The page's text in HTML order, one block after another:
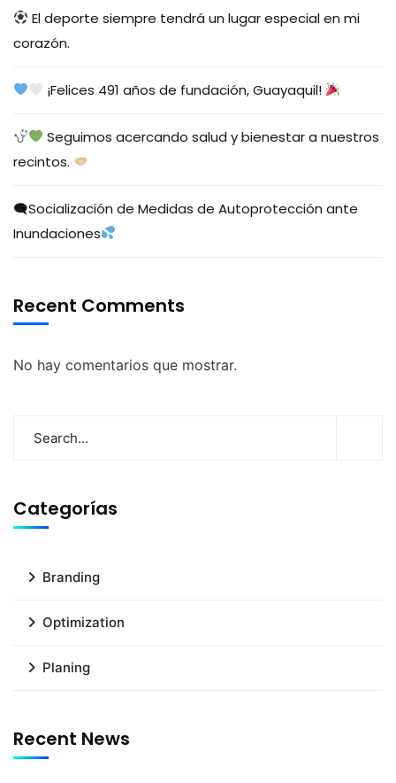
El deporte siempre tendrá un lugar especial en mi
corazón.
¡Felices 491 años de fundación, Guayaquil!
Seguimos acercando salud y bienestar a nuestros
recintos.
🗨Socialización de Medidas de Autoprotección ante
Inundaciones
Recent Comments
No hay comentarios que mostrar.
Categorías
Branding
Optimization
Planing
Recent News